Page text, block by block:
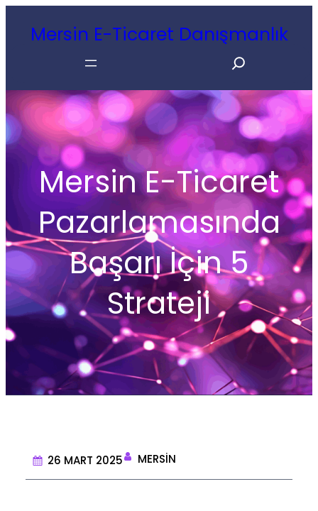
Mersin E-Ticaret Danışmanlık
Search
Mersin E-Ticaret
Pazarlamasında
Başarı İçin 5
Strateji
26 MART 2025 MERSIN